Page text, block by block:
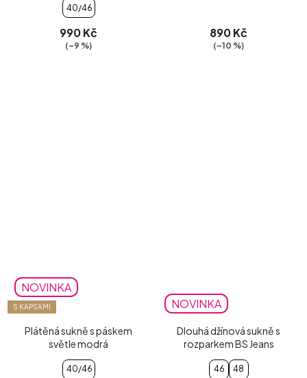
40/46
990 Kč
(–9 %)
890 Kč
(–10 %)
NOVINKA
S KAPSAMI
Plátěná sukně s páskem
světle modrá
40/46
NOVINKA
Dlouhá džínová sukně s
rozparkem BS Jeans
46 48